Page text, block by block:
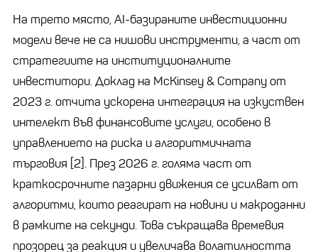
На трето място, AI-базираните инвестиционни
модели вече не са нишови инструменти, а част от
стратегиите на институционалните
инвеститори. Доклад на McKinsey & Company от
2023 г. отчита ускорена интеграция на изкуствен
интелект във финансовите услуги, особено в
управлението на риска и алгоритмичната
търговия [2]. През 2026 г. голяма част от
краткосрочните пазарни движения се усилват от
алгоритми, които реагират на новини и макроданни
в рамките на секунди. Това съкращава времевия
прозорец за реакция и увеличава волатилността